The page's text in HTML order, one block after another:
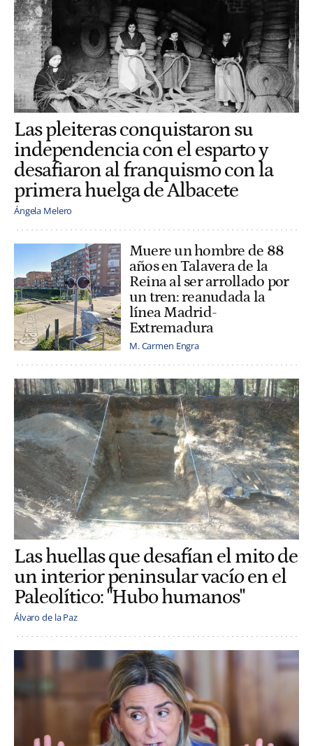
Las pleiteras conquistaron su
independencia con el esparto y
desafiaron al franquismo con la
primera huelga de Albacete
Ángela Melero
Muere un hombre de 88
años en Talavera de la
Reina al ser arrollado por
un tren: reanudada la
línea Madrid-
Extremadura
M. Carmen Engra
Las huellas que desafían el mito de
un interior peninsular vacío en el
Paleolítico: "Hubo humanos"
Álvaro de la Paz